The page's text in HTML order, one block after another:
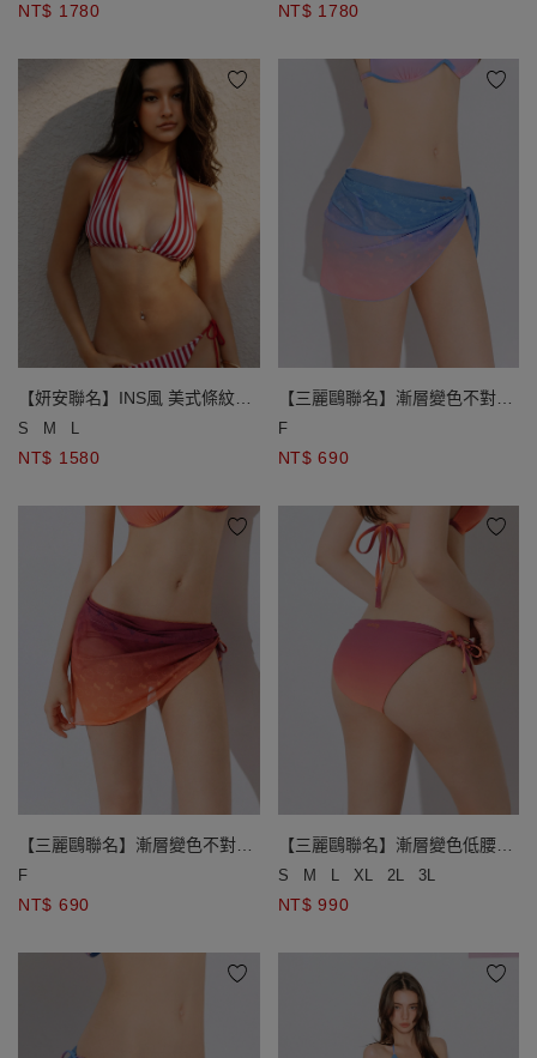
NT$ 1780 NT$ 1780
【妍安聯名】INS風 美式條紋金
飾比基尼兩件式套裝
S M L
NT$ 1580
【三麗鷗聯名】漸層變色不對稱
側綁結外搭短裙
F
NT$ 690
【三麗鷗聯名】漸層變色不對稱
側綁結外搭短裙
F
NT$ 690
【三麗鷗聯名】漸層變色低腰側
綁帶泳褲
S M L XL 2L 3L
NT$ 990